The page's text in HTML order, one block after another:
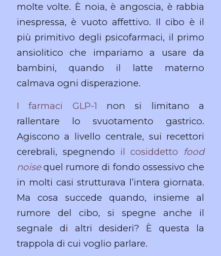
molte volte. È noia, è angoscia, è rabbia
inespressa, è vuoto affettivo. Il cibo è il
più primitivo degli psicofarmaci, il primo
ansiolitico che impariamo a usare da
bambini, quando il latte materno
calmava ogni disperazione.
I farmaci GLP-1 non si limitano a
rallentare lo svuotamento gastrico.
Agiscono a livello centrale, sui recettori
cerebrali, spegnendo il cosiddetto food
noisequel rumore di fondo ossessivo che
in molti casi strutturava l’intera giornata.
Ma cosa succede quando, insieme al
rumore del cibo, si spegne anche il
segnale di altri desideri? È questa la
trappola di cui voglio parlare.